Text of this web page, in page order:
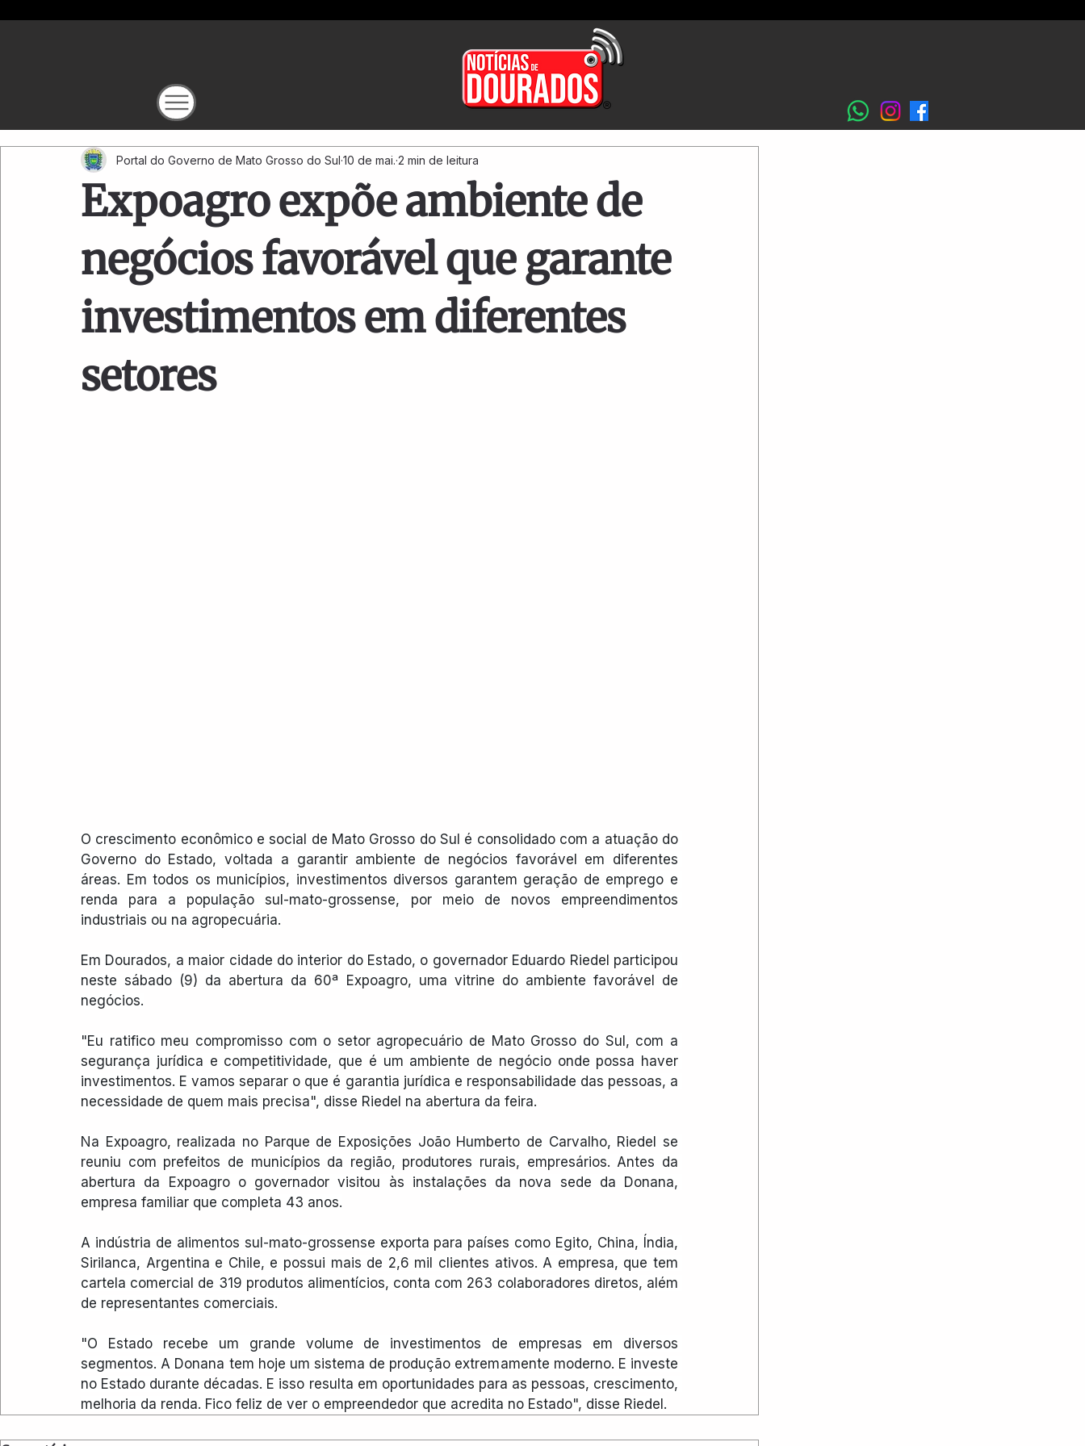
Expoagro expõe ambiente de
negócios favorável que garante
investimentos em diferentes
setores
Portal do Governo de Mato Grosso do Sul 10 de mai. 2 min de leitura
O crescimento econômico e social de Mato Grosso do Sul é consolidado com a atuação do
Governo do Estado, voltada a garantir ambiente de negócios favorável em diferentes
áreas. Em todos os municípios, investimentos diversos garantem geração de emprego e
renda para a população sul-mato-grossense, por meio de novos empreendimentos
industriais ou na agropecuária.
Em Dourados, a maior cidade do interior do Estado, o governador Eduardo Riedel participou
neste sábado (9) da abertura da 60ª Expoagro, uma vitrine do ambiente favorável de
negócios.
"Eu ratifico meu compromisso com o setor agropecuário de Mato Grosso do Sul, com a
segurança jurídica e competitividade, que é um ambiente de negócio onde possa haver
investimentos. E vamos separar o que é garantia jurídica e responsabilidade das pessoas, a
necessidade de quem mais precisa", disse Riedel na abertura da feira.
Na Expoagro, realizada no Parque de Exposições João Humberto de Carvalho, Riedel se
reuniu com prefeitos de municípios da região, produtores rurais, empresários. Antes da
abertura da Expoagro o governador visitou às instalações da nova sede da Donana,
empresa familiar que completa 43 anos.
A indústria de alimentos sul-mato-grossense exporta para países como Egito, China, Índia,
Sirilanca, Argentina e Chile, e possui mais de 2,6 mil clientes ativos. A empresa, que tem
cartela comercial de 319 produtos alimentícios, conta com 263 colaboradores diretos, além
de representantes comerciais.
"O Estado recebe um grande volume de investimentos de empresas em diversos
segmentos. A Donana tem hoje um sistema de produção extremamente moderno. E investe
no Estado durante décadas. E isso resulta em oportunidades para as pessoas, crescimento,
melhoria da renda. Fico feliz de ver o empreendedor que acredita no Estado", disse Riedel.